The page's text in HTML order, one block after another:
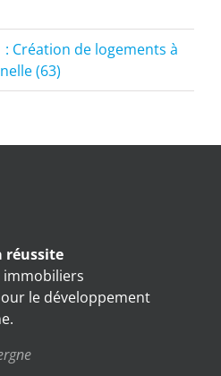
: Création de logements à
(63)
réussite
le développement